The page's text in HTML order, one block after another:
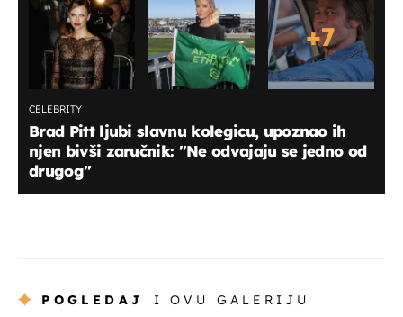
+7
CELEBRITY
Brad Pitt ljubi slavnu kolegicu, upoznao ih
njen bivši zaručnik: "Ne odvajaju se jedno od
drugog"
POGLEDAJ I OVU GALERIJU